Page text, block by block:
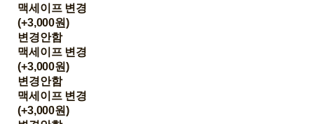
맥세이프 변경
(+3,000원)
변경안함
맥세이프 변경
(+3,000원)
변경안함
맥세이프 변경
(+3,000원)